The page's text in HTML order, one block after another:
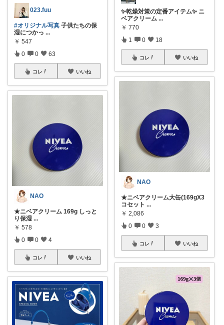
023.fuu
#オリジナル写真 子供たちの保
湿につかっ ...
￥ 547
0 0 63
コレ いいね
NAO
★ニベアクリーム 169g しっと
り保湿 ...
￥ 578
0 0 4
コレ いいね
✨乾燥対策の定番アイテム✨ ニ
ベアクリーム ...
￥ 770
1 0 18
コレ いいね
NAO
★ニベアクリーム大缶(169gX3
コセット ...
￥ 2,086
0 0 3
コレ いいね